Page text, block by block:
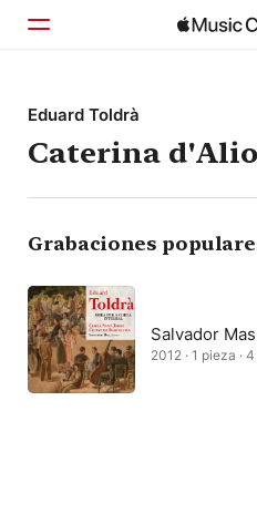
Inicio
Explorar
Buscar
Eduard Toldrà
Caterina d'Alio
Grabaciones
Salvador Mas
2012 · 1 pieza ·